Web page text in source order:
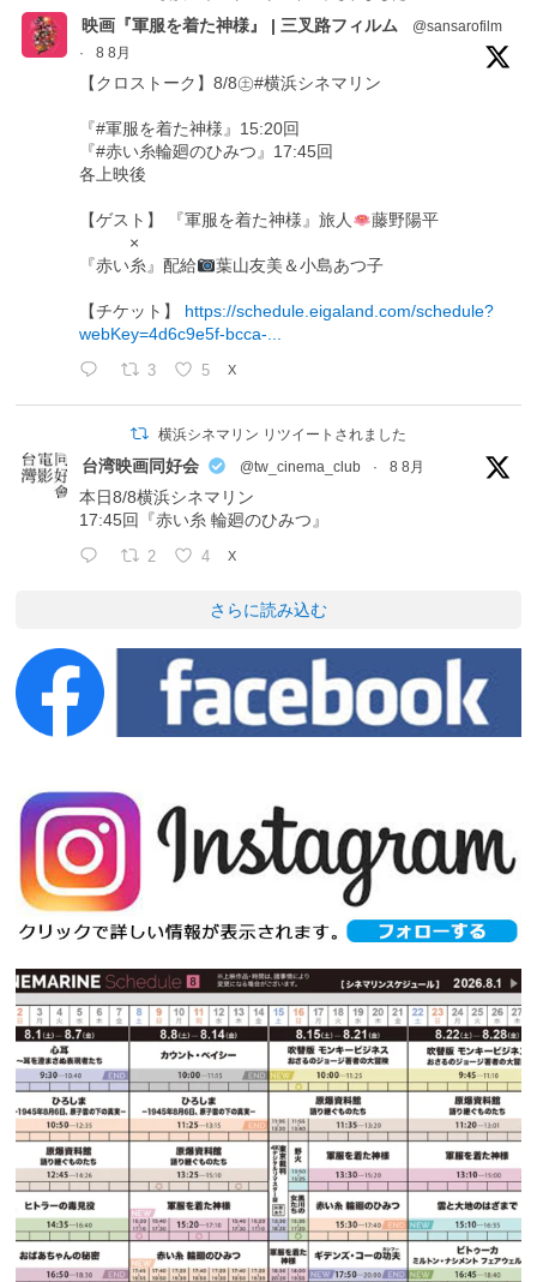
映画『軍服を着た神様』 | 三叉路フィルム
@sansarofilm
·
8 8月
【クロストーク】8/8㊏#横浜シネマリン
『#軍服を着た神様』15:20回
『#赤い糸輪廻のひみつ』17:45回
各上映後
【ゲスト】 『軍服を着た神様』旅人
藤野陽平
×
『赤い糸』配給
葉山友美＆小島あつ子
【チケット】 https://schedule.eigaland.com/schedule?
webKey=4d6c9e5f-bcca-...
3 5 X
横浜シネマリン リツイートされました
台湾映画同好会 @tw_cinema_club · 8 8月
本日8/8横浜シネマリン
17:45回『赤い糸 輪廻のひみつ』
2 4 X
さらに読み込む